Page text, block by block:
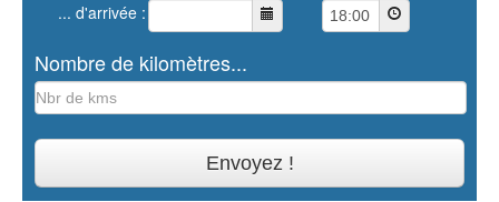
... d'arrivée :
Nombre de kilomètres...